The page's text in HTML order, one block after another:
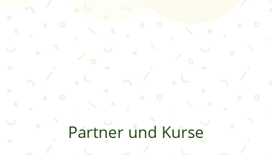
Partner und Kurse